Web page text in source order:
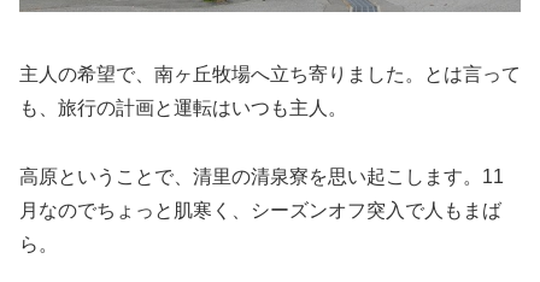
主人の希望で、南ヶ丘牧場へ立ち寄りました。とは言って
も、旅行の計画と運転はいつも主人。
高原ということで、清里の清泉寮を思い起こします。11
月なのでちょっと肌寒く、シーズンオフ突入で人もまば
ら。